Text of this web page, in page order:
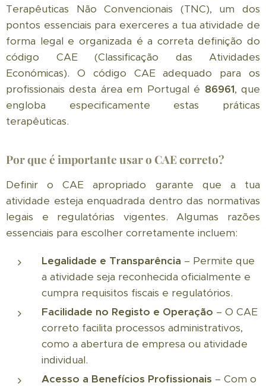
Terapêuticas Não Convencionais (TNC), um dos
pontos essenciais para exerceres a tua atividade de
forma legal e organizada é a correta definição do
código CAE (Classificação das Atividades
Económicas). O código CAE adequado para os
profissionais desta área em Portugal é 86961, que
engloba especificamente estas práticas
terapêuticas.
Por que é importante usar o CAE correto?
Definir o CAE apropriado garante que a tua
atividade esteja enquadrada dentro das normativas
legais e regulatórias vigentes. Algumas razões
essenciais para escolher corretamente incluem:
Legalidade e Transparência – Permite que
a atividade seja reconhecida oficialmente e
cumpra requisitos fiscais e regulatórios.
Facilidade no Registo e Operação – O CAE
correto facilita processos administrativos,
como a abertura de empresa ou atividade
individual.
Acesso a Benefícios Profissionais – Com o